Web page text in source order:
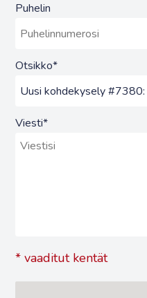
Puhelin
Otsikko*
Viesti*
* vaaditut kentät